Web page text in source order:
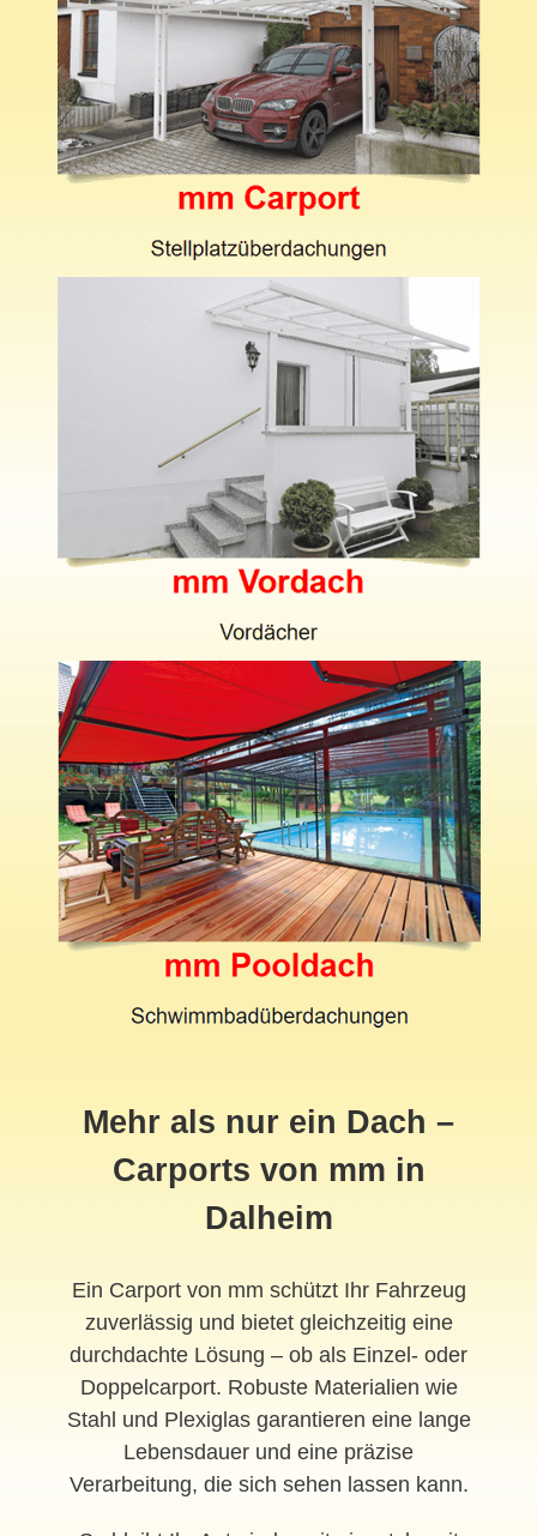
Mehr als nur ein Dach –
Carports von mm in
Dalheim
Ein Carport von mm schützt Ihr Fahrzeug
zuverlässig und bietet gleichzeitig eine
durchdachte Lösung – ob als Einzel- oder
Doppelcarport. Robuste Materialien wie
Stahl und Plexiglas garantieren eine lange
Lebensdauer und eine präzise
Verarbeitung, die sich sehen lassen kann.